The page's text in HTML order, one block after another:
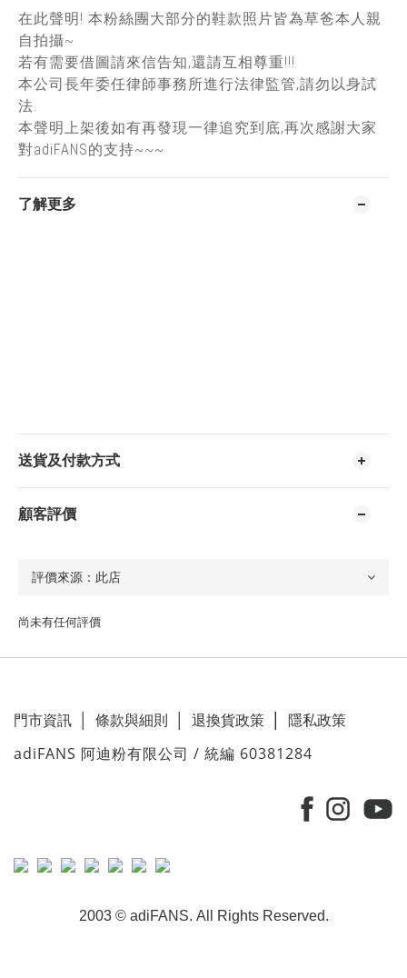
在此聲明! 本粉絲團大部分的鞋款照片皆為草爸本人親
自拍攝~
若有需要借圖請來信告知,還請互相尊重!!!
本公司長年委任律師事務所進行法律監管,請勿以身試
法.
本聲明上架後如有再發現一律追究到底,再次感謝大家
對adiFANS的支持~~~
了解更多
送貨及付款方式
顧客評價
尚未有任何評價
門市資訊 條款與細則 退換貨政策 隱私政策
adiFANS 阿迪粉有限公司 / 統編 60381284
2003 © adiFANS. All Rights Reserved.